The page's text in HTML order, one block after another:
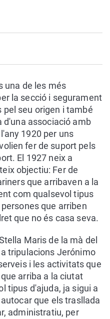
una de les més
la secció i segurament
seu origen i també
d'una associació amb
1920 per uns
fer de suport pels
El 1927 neix a
objectiu: Fer de
que arribaven a la
com qualsevol tipus
que arriben
que no és casa seva.
Maris de la mà del
tripulacions Jerónimo
i les activitats que
arriba a la ciutat
tipus d'ajuda, ja sigui a
que els trasllada
administratiu, per